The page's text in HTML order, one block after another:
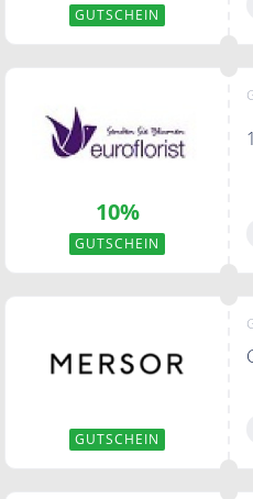
GUTSCHEIN
10%
GUTSCHEIN
GUTSCHEIN